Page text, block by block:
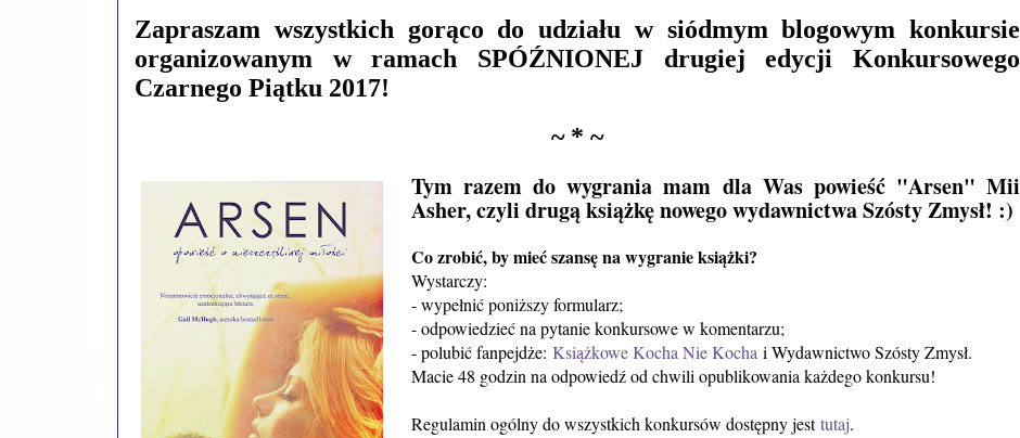
Zapraszam wszystkich gorąco do udziału w siódmym blogowym konkursie
organizowanym w ramach SPÓŹNIONEJ drugiej edycji Konkursowego
Czarnego Piątku 2017!
~ * ~
Tym razem do wygrania mam dla Was powieść "Arsen" Mii
Asher, czyli drugą książkę nowego wydawnictwa Szósty Zmysł! :)
Co zrobić, by mieć szansę na wygranie książki?
Wystarczy:
- wypełnić poniższy formularz;
- odpowiedzieć na pytanie konkursowe w komentarzu;
- polubić fanpejdże: Książkowe Kocha Nie Kocha i Wydawnictwo Szósty Zmysł.
Macie 48 godzin na odpowiedź od chwili opublikowania każdego konkursu!
Regulamin ogólny do wszystkich konkursów dostępny jesttutaj.